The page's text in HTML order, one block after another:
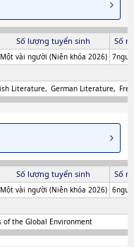
Số lượng tuyển sinh Số
Một vài người (Niên khóa 2026)
Literature German Literature
Số lượng tuyển sinh Số
Một vài người (Niên khóa 2026)
of the Global Environment